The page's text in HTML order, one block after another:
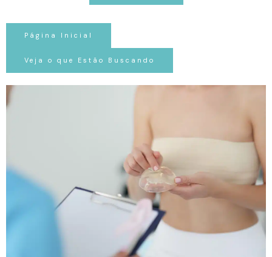
Página Inicial
Veja o que Estão Buscando